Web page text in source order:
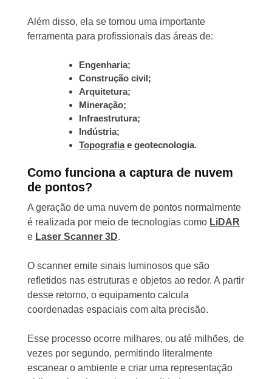
Além disso, ela se tornou uma importante
ferramenta para profissionais das áreas de:
Engenharia;
Construção civil;
Arquitetura;
Mineração;
Infraestrutura;
Indústria;
Topografiae geotecnologia.
Como funciona a captura de nuvem
de pontos?
A geração de uma nuvem de pontos normalmente
é realizada por meio de tecnologias como LiDAR
e Laser Scanner 3D.
O scanner emite sinais luminosos que são
refletidos nas estruturas e objetos ao redor. A partir
desse retorno, o equipamento calcula
coordenadas espaciais com alta precisão.
Esse processo ocorre milhares, ou até milhões, de
vezes por segundo, permitindo literalmente
escanear o ambiente e criar uma representação